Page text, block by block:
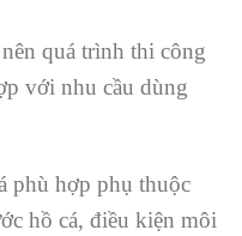
quá trình thi công
với nhu cầu dùng
phù hợp phụ thuộc
hồ cá, điều kiện môi